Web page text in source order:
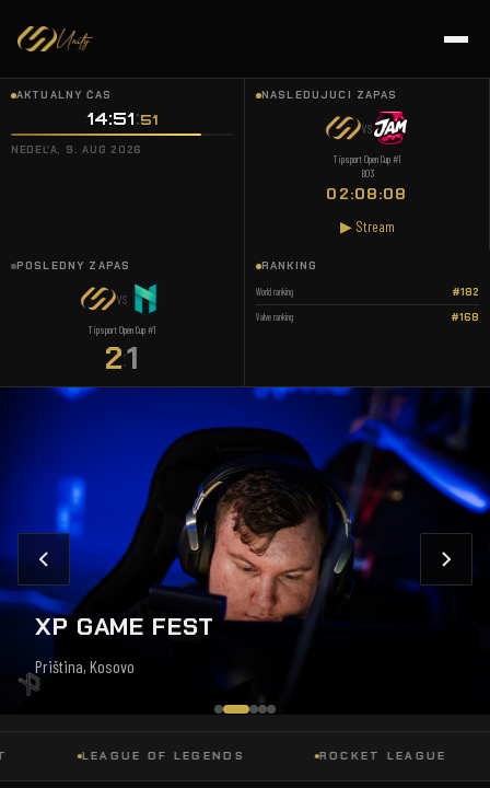
AKTUÁLNY ČAS
14:51 52
NEDEĽA, 9. AUG 2026
NASLEDUJÚCI ZÁPAS
VS
Tipsport Open Cup #1
BO3
02:08:07
▶ Stream
POSLEDNÝ ZÁPAS
VS
Tipsport Open Cup #1
2:1
RANKING
World ranking #182
Valve ranking #168
XP GAME FEST
Priština, Kosovo
LEAGUE OF LEGENDS ROCKET LEAGUE